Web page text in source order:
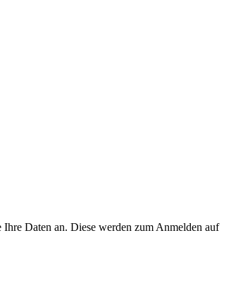
Daten an. Diese werden zum Anmelden auf